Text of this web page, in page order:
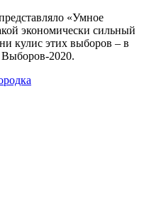
«Умное
экономически сильный
кулис этих выборов – в
2020.